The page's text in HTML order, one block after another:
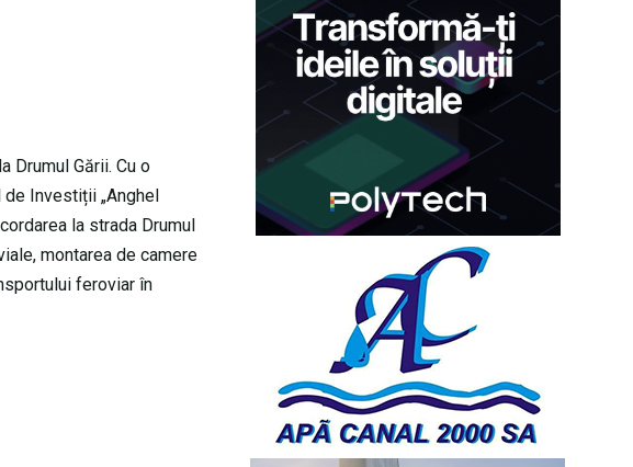
Drumul Gării. Cu o
Investiții „Anghel
la strada Drumul
montarea de camere
feroviar în